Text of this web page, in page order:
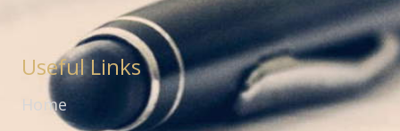
Useful Links
Home